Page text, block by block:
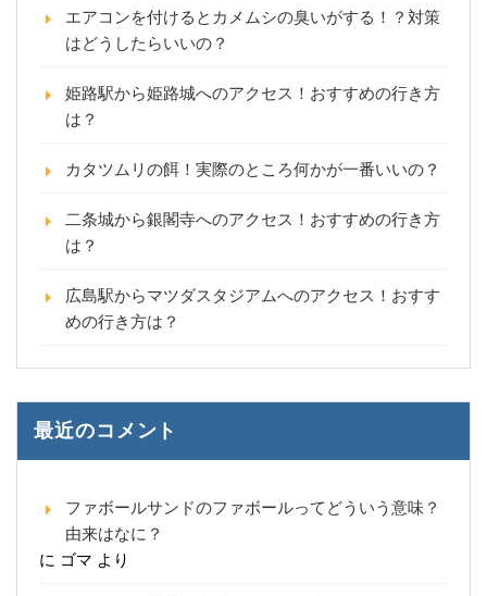
エアコンを付けるとカメムシの臭いがする！？対策
はどうしたらいいの？
姫路駅から姫路城へのアクセス！おすすめの行き方
は？
カタツムリの餌！実際のところ何かが一番いいの？
二条城から銀閣寺へのアクセス！おすすめの行き方
は？
広島駅からマツダスタジアムへのアクセス！おすす
めの行き方は？
最近のコメント
ファボールサンドのファボールってどういう意味？
由来はなに？
に ゴマ より